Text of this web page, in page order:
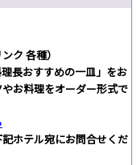
ク 各種）
長おすすめの一皿」をお
お料理をオーダー形式で
ホテル宛にお問合せくだ